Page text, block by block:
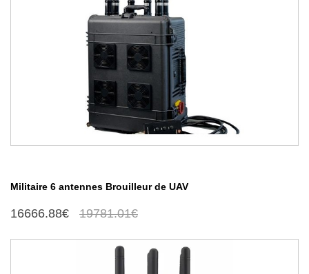
Militaire 6 antennes Brouilleur de UAV
16666.88€ 19781.01€